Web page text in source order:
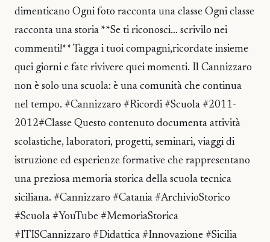
dimenticano Ogni foto racconta una classe Ogni classe
racconta una storia **Se ti riconosci… scrivilo nei
commenti!** Tagga i tuoi compagni,ricordate insieme
quei giorni e fate rivivere quei momenti. Il Cannizzaro
non è solo una scuola: è una comunità che continua
nel tempo. #Cannizzaro #Ricordi #Scuola #2011-
2012#Classe Questo contenuto documenta attività
scolastiche, laboratori, progetti, seminari, viaggi di
istruzione ed esperienze formative che rappresentano
una preziosa memoria storica della scuola tecnica
siciliana. #Cannizzaro #Catania #ArchivioStorico
#Scuola #YouTube #MemoriaStorica
#ITISCannizzaro #Didattica #Innovazione #Sicilia